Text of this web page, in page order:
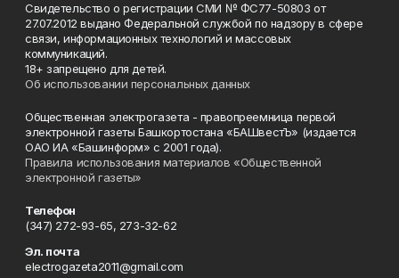
Свидетельство о регистрации СМИ № ФС77-50803 от
27.07.2012 выдано Федеральной службой по надзору в сфере
связи, информационных технологий и массовых
коммуникаций.
18+ запрещено для детей.
Об использовании персональных данных
Общественная электрогазета - правопреемница первой
электронной газеты Башкортостана «БАШвестЪ» (издается
ОАО ИА «Башинформ» с 2001 года).
Правила использования материалов «Общественной
электронной газеты»
Телефон
(347) 272-93-65, 273-32-62
Эл. почта
electrogazeta2011@gmail.com